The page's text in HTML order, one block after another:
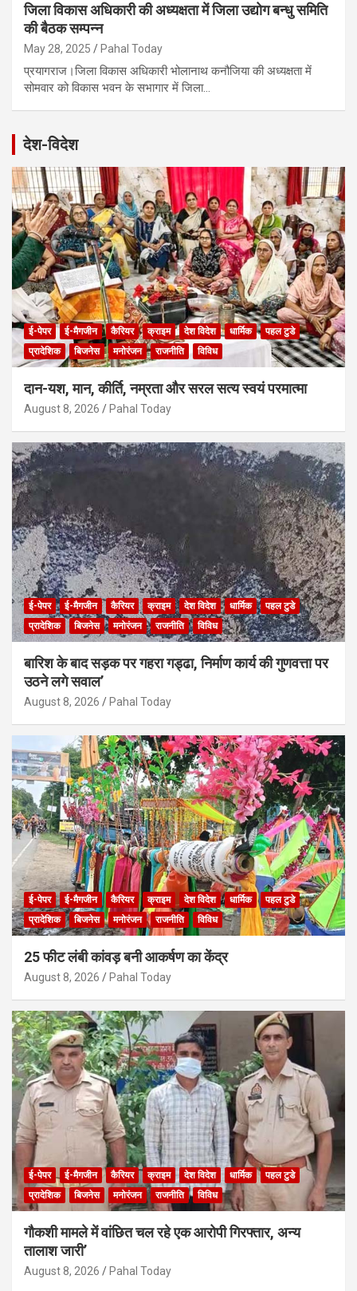
जिला विकास अधिकारी की अध्यक्षता में जिला उद्योग बन्धु समिति
की बैठक सम्पन्न
May 28, 2025 Pahal Today
प्रयागराज।जिला विकास अधिकारी भोलानाथ कनौजिया की अध्यक्षता में
सोमवार को विकास भवन के सभागार में जिला…
देश-विदेश
ई-पेपर ई-मैगजीन कैरियर क्राइम देश विदेश धार्मिक
पहल टुडे
प्रादेशिक
बिजनेस मनोरंजन राजनीति विविध
दान-यश, मान, कीर्ति, नम्रता और सरल सत्य स्वयं परमात्मा
August 8, 2026 Pahal Today
ई-पेपर ई-मैगजीन कैरियर क्राइम देश विदेश धार्मिक
पहल टुडे
प्रादेशिक
बिजनेस मनोरंजन राजनीति विविध
बारिश के बाद सड़क पर गहरा गड्ढा, निर्माण कार्य की गुणवत्ता पर
उठने लगे सवाल’
August 8, 2026 Pahal Today
ई-पेपर ई-मैगजीन कैरियर क्राइम देश विदेश धार्मिक
पहल टुडे
प्रादेशिक
बिजनेस मनोरंजन राजनीति विविध
25 फीट लंबी कांवड़ बनी आकर्षण का केंद्र
August 8, 2026 Pahal Today
ई-पेपर ई-मैगजीन कैरियर क्राइम देश विदेश धार्मिक
पहल टुडे
प्रादेशिक
बिजनेस मनोरंजन राजनीति विविध
गौकशी मामले में वांछित चल रहे एक आरोपी गिरफ्तार, अन्य
तालाश जारी’
August 8, 2026 Pahal Today